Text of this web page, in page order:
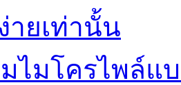
ายเท่านั้น
มไมโครไพล์